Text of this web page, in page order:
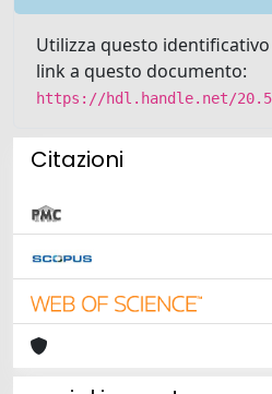
Utilizza questo
link a questo documento:
https://hdl.handle.net/
Citazioni